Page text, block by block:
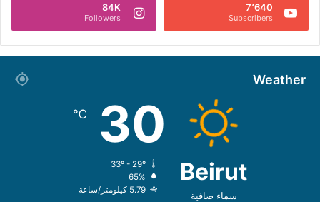
7٬640
Subscribers
84K
Followers
Weather
Beirut
سماء صافية
30
℃
65%
5.79 كيلومتر/ساعة